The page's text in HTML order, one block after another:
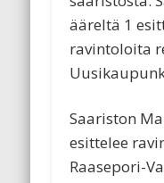
ääreltä 1
ravintoloita
Saariston
esittelee
Raasepori-